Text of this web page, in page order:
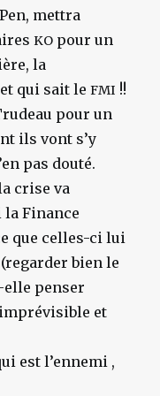
mettra
KO pour un
la
qui sait le FMI !!
pour un
ils vont s’y
pas douté.
crise va
Finance
que celles-ci lui
bien le
elle penser
et
est l’ennemi ,